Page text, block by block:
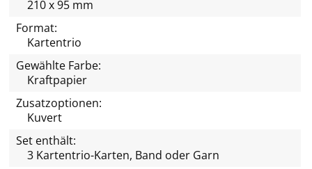
210 x 95 mm
Format:
Kartentrio
Gewählte Farbe:
Kraftpapier
Zusatzoptionen:
Kuvert
Set enthält:
3 Kartentrio-Karten, Band oder Garn